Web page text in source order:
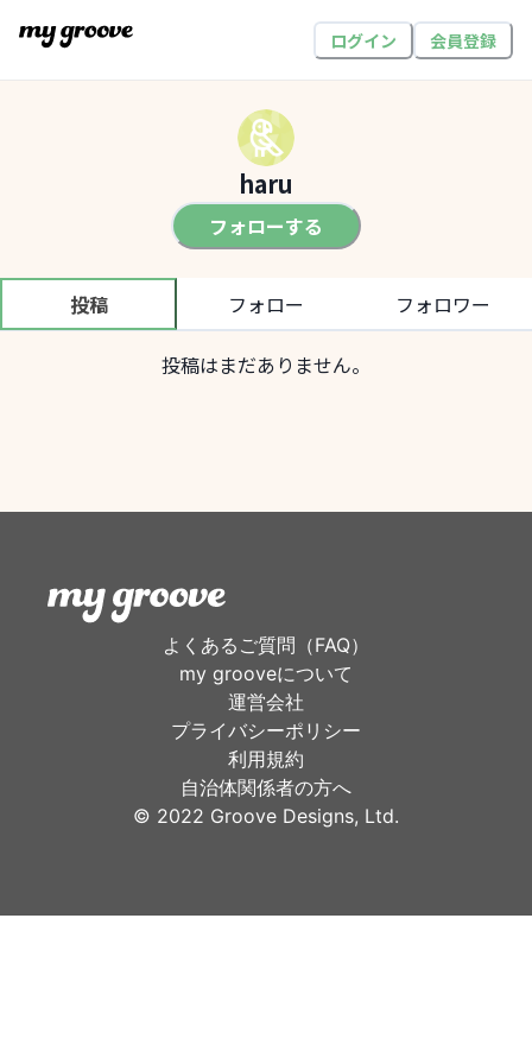
ログイン 会員登録
haru
フォローする
投稿 フォロー フォロワー
投稿はまだありません。
よくあるご質問（FAQ）
my grooveについて
運営会社
プライバシーポリシー
利用規約
自治体関係者の方へ
©︎ 2022 Groove Designs, Ltd.